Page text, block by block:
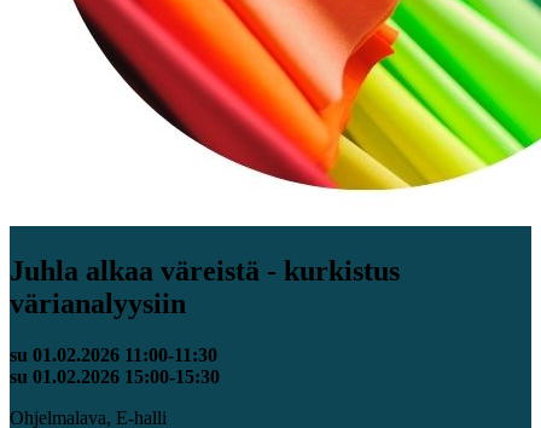
Juhla alkaa väreistä - kurkistus
värianalyysiin
su 01.02.2026 11:00-11:30
su 01.02.2026 15:00-15:30
Ohjelmalava, E-halli